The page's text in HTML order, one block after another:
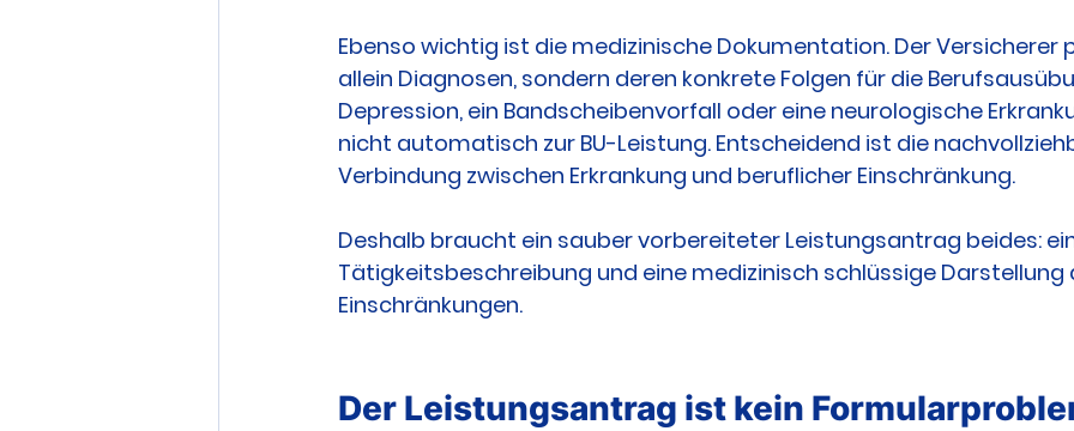
Ebenso wichtig ist die medizinische Dokumentation. Der Versicherer
allein Diagnosen, sondern deren konkrete Folgen für die
Depression, ein Bandscheibenvorfall oder eine neurologische
nicht automatisch zur BU-Leistung. Entscheidend ist die
Verbindung zwischen Erkrankung und beruflicher Einschränkung.
Deshalb braucht ein sauber vorbereiteter Leistungsantrag beides:
Tätigkeitsbeschreibung und eine medizinisch schlüssige Darstellung
Einschränkungen.
Der Leistungsantrag ist kein